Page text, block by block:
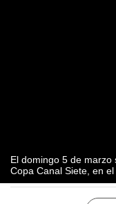
El domingo 5 de marzo
Copa Canal Siete, en